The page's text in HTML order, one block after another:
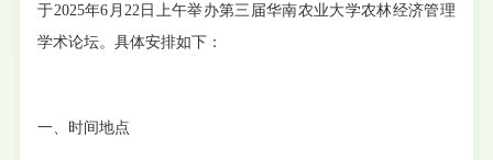
于2025年6月22日上午举办第三届华南农业大学农林经济管理
学术论坛。具体安排如下：
一、时间地点